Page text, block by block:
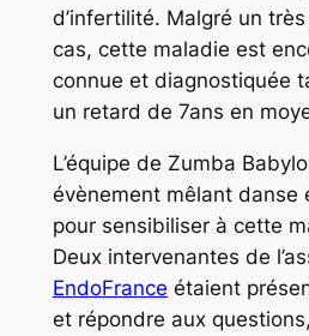
d’infertilité. Malgré un
cas, cette maladie est
connue et diagnostiquée
un retard de 7ans en
L’équipe de Zumba
évènement mêlant danse
pour sensibiliser à cette
Deux intervenantes de
EndoFrance étaient
et répondre aux